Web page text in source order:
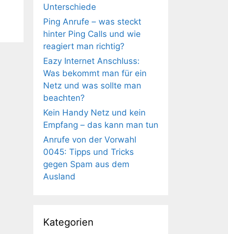
Unterschiede
Ping Anrufe – was steckt
hinter Ping Calls und wie
reagiert man richtig?
Eazy Internet Anschluss:
Was bekommt man für ein
Netz und was sollte man
beachten?
Kein Handy Netz und kein
Empfang – das kann man tun
Anrufe von der Vorwahl
0045: Tipps und Tricks
gegen Spam aus dem
Ausland
Kategorien